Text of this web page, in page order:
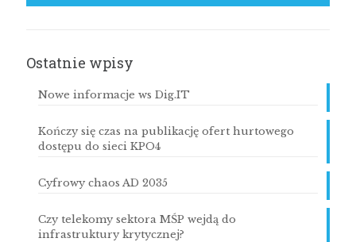
Ostatnie wpisy
Nowe informacje ws Dig.IT
Kończy się czas na publikację ofert hurtowego
dostępu do sieci KPO4
Cyfrowy chaos AD 2035
Czy telekomy sektora MŚP wejdą do
infrastruktury krytycznej?